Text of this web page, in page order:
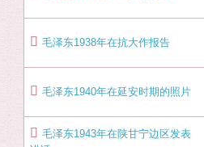
毛泽东1938年在抗大作报告
毛泽东1940年在延安时期的照片
毛泽东1943年在陕甘宁边区发表